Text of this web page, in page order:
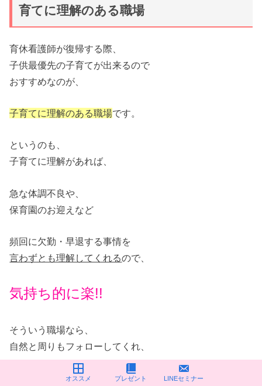
育てに理解のある職場
育休看護師が復帰する際、
子供最優先の子育てが出来るので
おすすめなのが、
子育てに理解のある職場です。
というのも、
子育てに理解があれば、
急な体調不良や、
保育園のお迎えなど
頻回に欠勤・早退する事情を
言わずとも理解してくれるので、
気持ち的に楽!!
そういう職場なら、
自然と周りもフォローしてくれ、
子育て看護師にオススメ プレゼント LINEセミナー